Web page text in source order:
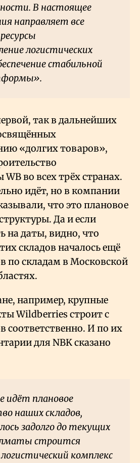
В настоящее
направляет все
логистических
стабильной
так в дальнейших
«долгих товаров»,
во всех трёх странах.
идёт, но в компании
что это плановое
Да и если
на даты, видно, что
складов началось ещё
по складам в Московской
например, крупные
Wildberries строит с
соответственно. И по их
для NBK сказано
идёт плановое
наших складов,
задолго до текущих
строится
комплекс